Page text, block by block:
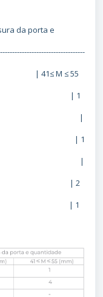
da porta e
M ≤ 55
| 1 | 1
cm | 4 |
cm | | 1
cm | 1 |
| 1 | 2
cm | | 1